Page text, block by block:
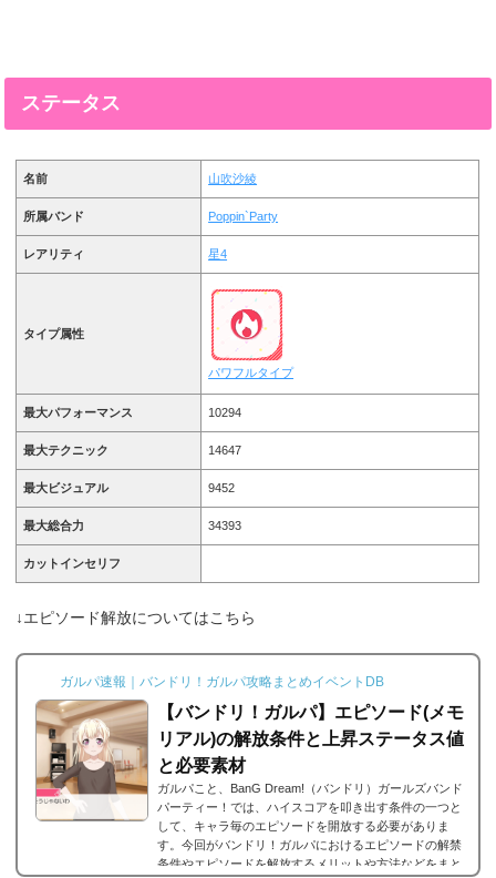
ステータス
名前 山吹沙綾
所属バンド Poppin`Party
レアリティ 星4
タイプ属性
パワフルタイプ
最大パフォーマンス 10294
最大テクニック 14647
最大ビジュアル 9452
最大総合力 34393
カットインセリフ
↓エピソード解放についてはこちら
ガルパ速報｜バンドリ！ガルパ攻略まとめイベントDB
【バンドリ！ガルパ】エピソード(メモ
リアル)の解放条件と上昇ステータス値
と必要素材
ガルパこと、BanG Dream!（バンドリ）ガールズバンド
パーティー！では、ハイスコアを叩き出す条件の一つと
して、キャラ毎のエピソードを開放する必要がありま
す。今回がバンドリ！ガルパにおけるエピソードの解禁
条件やエピソードを解放するメリットや方法などをまと